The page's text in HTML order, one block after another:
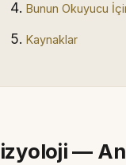
Bunun Okuyucu
Kaynaklar
—